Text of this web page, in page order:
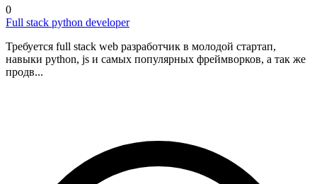
0
Full stack python developer
Требуется full stack web разработчик в молодой стартап,
навыки python, js и самых популярных фреймворков, а так же
продв...